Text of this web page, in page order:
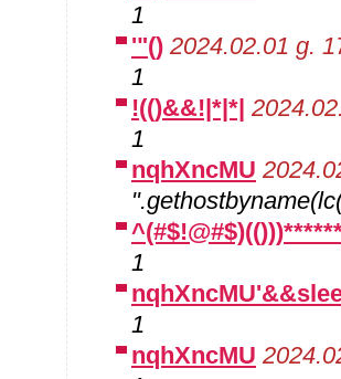
1
'"() 2024.02.01 g.
1
!(()&&!|*|*|
1
nqhXncMU
1
1
nqhXncMU